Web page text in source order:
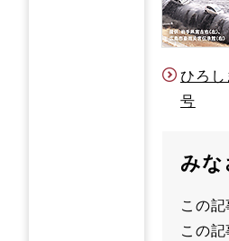
ひろ
号
み
満
足
この
容
この